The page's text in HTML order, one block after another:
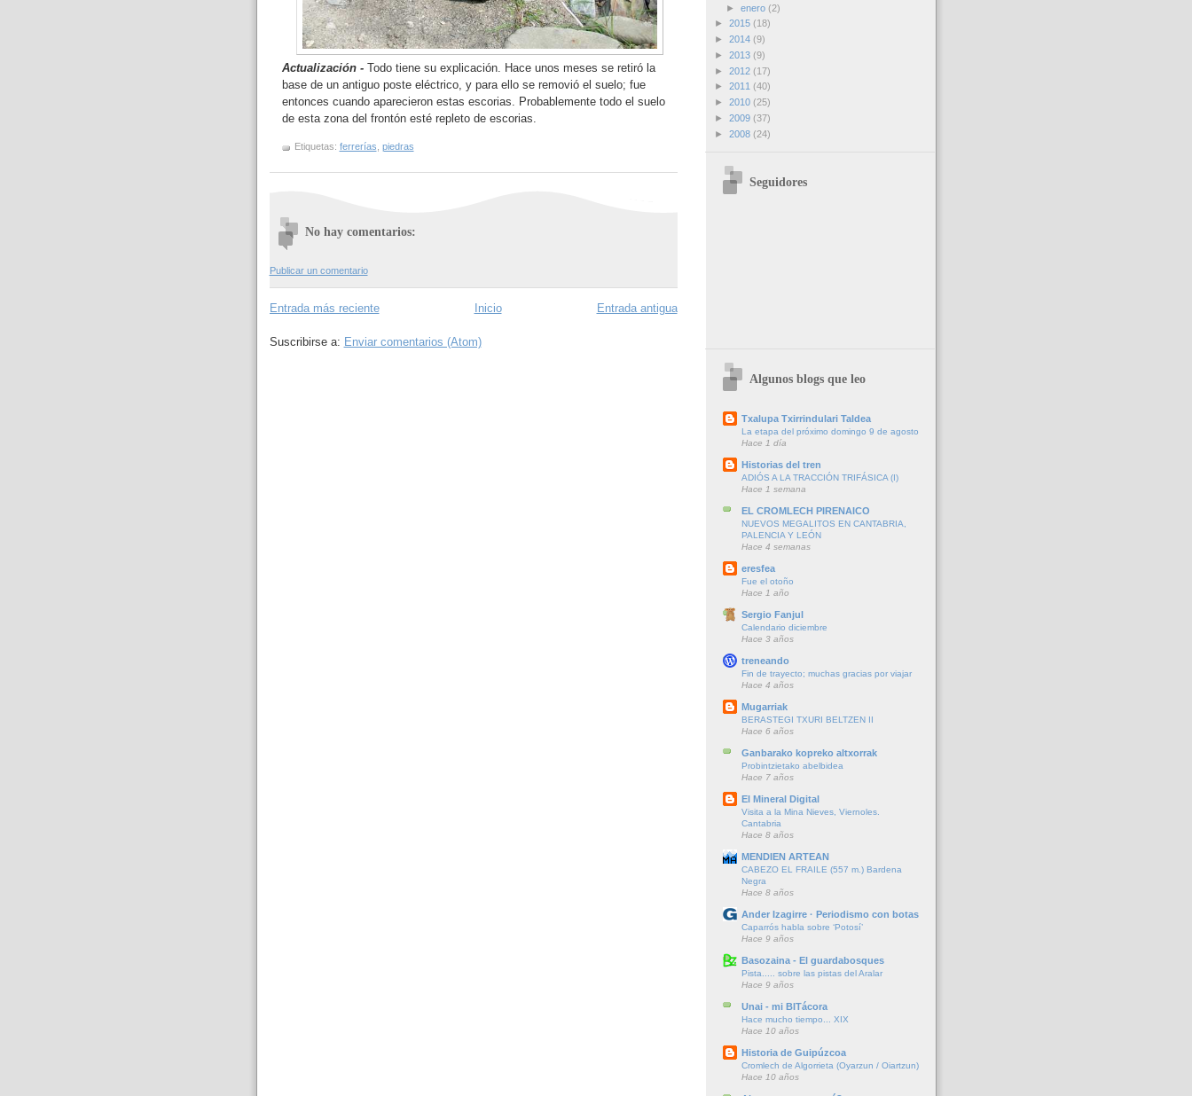
Actualización - Todo tiene su explicación. Hace unos meses se retiró la
base de un antiguo poste eléctrico, y para ello se removió el suelo; fue
entonces cuando aparecieron estas escorias. Probablemente todo el suelo
de esta zona del frontón esté repleto de escorias.
Etiquetas: ferrerías piedras
No hay comentarios:
Publicar un comentario
Entrada más reciente Entrada antigua
Inicio
Suscribirse a: Enviar comentarios (Atom)
► enero (2)
► 2015 (18)
► 2014 (9)
► 2013 (9)
► 2012 (17)
► 2011 (40)
► 2010 (25)
► 2009 (37)
► 2008 (24)
Seguidores
Algunos blogs que leo
Txalupa Txirrindulari Taldea
La etapa del próximo domingo 9 de agosto
Hace 1 día
Historias del tren
ADIÓS A LA TRACCIÓN TRIFÁSICA (I)
Hace 1 semana
EL CROMLECH PIRENAICO
NUEVOS MEGALITOS EN CANTABRIA,
PALENCIA Y LEÓN
Hace 4 semanas
eresfea
Fue el otoño
Hace 1 año
Sergio Fanjul
Calendario diciembre
Hace 3 años
treneando
Fin de trayecto; muchas gracias por viajar
Hace 4 años
Mugarriak
BERASTEGI TXURI BELTZEN II
Hace 6 años
Ganbarako kopreko altxorrak
Probintzietako abelbidea
Hace 7 años
El Mineral Digital
Visita a la Mina Nieves, Viernoles.
Cantabria
Hace 8 años
MENDIEN ARTEAN
CABEZO EL FRAILE (557 m.) Bardena
Negra
Hace 8 años
Ander Izagirre · Periodismo con botas
Caparrós habla sobre ‘Potosí’
Hace 9 años
Basozaina - El guardabosques
Pista..... sobre las pistas del Aralar
Hace 9 años
Unai - mi BITácora
Hace mucho tiempo... XIX
Hace 10 años
Historia de Guipúzcoa
Cromlech de Algorrieta (Oyarzun / Oiartzun)
Hace 10 años